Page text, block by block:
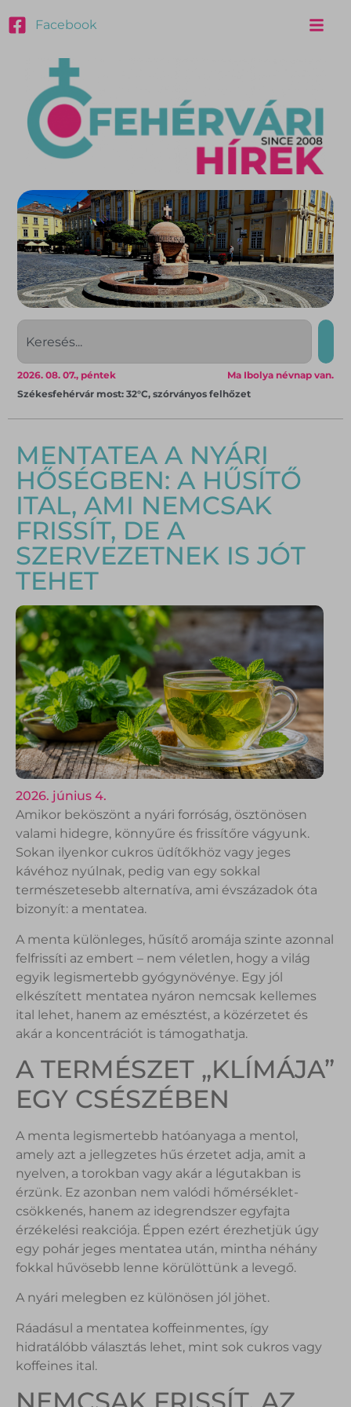
Facebook
Ma Ibolya névnap van.
2026. 08. 07., péntek
Székesfehérvár most: 32°C, szórványos felhőzet
MENTATEA A NYÁRI
HŐSÉGBEN: A HŰSÍTŐ
ITAL, AMI NEMCSAK
FRISSÍT, DE A
SZERVEZETNEK IS JÓT
TEHET
2026. június 4.
Amikor beköszönt a nyári forróság, ösztönösen
valami hidegre, könnyűre és frissítőre vágyunk.
Sokan ilyenkor cukros üdítőkhöz vagy jeges
kávéhoz nyúlnak, pedig van egy sokkal
természetesebb alternatíva, ami évszázadok óta
bizonyít: a mentatea.
A menta különleges, hűsítő aromája szinte azonnal
felfrissíti az embert – nem véletlen, hogy a világ
egyik legismertebb gyógynövénye. Egy jól
elkészített mentatea nyáron nemcsak kellemes
ital lehet, hanem az emésztést, a közérzetet és
akár a koncentrációt is támogathatja.
A TERMÉSZET „KLÍMÁJA”
EGY CSÉSZÉBEN
A menta legismertebb hatóanyaga a mentol,
amely azt a jellegzetes hűs érzetet adja, amit a
nyelven, a torokban vagy akár a légutakban is
érzünk. Ez azonban nem valódi hőmérséklet-
csökkenés, hanem az idegrendszer egyfajta
érzékelési reakciója. Éppen ezért érezhetjük úgy
egy pohár jeges mentatea után, mintha néhány
fokkal hűvösebb lenne körülöttünk a levegő.
A nyári melegben ez különösen jól jöhet.
Ráadásul a mentatea koffeinmentes, így
hidratálóbb választás lehet, mint sok cukros vagy
koffeines ital.